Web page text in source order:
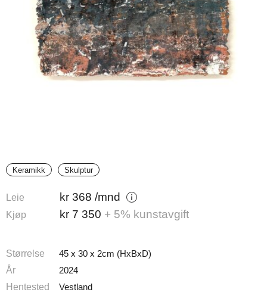
Keramikk Skulptur
Leie kr 368 /mnd
Kjøp kr 7 350 + 5% kunstavgift
Størrelse
45 x 30 x 2cm (HxBxD)
År
2024
Hentested
Vestland